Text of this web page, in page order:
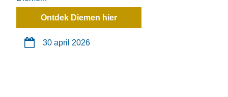
Ontdek Diemen hier
30 april 2026